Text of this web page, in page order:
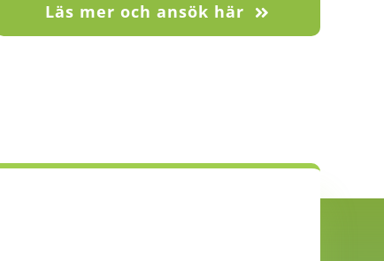
Läs mer och ansök här